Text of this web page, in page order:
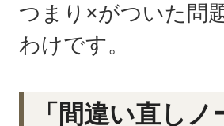
つまり×がついた問
わけです。
「間違い直し